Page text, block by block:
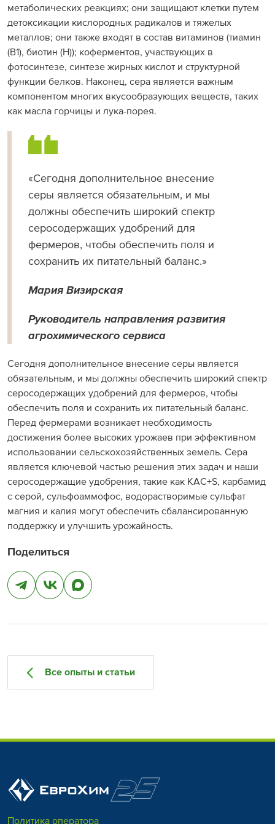
метаболических реакциях; они защищают клетки путем
детоксикации кислородных радикалов и тяжелых
металлов; они также входят в состав витаминов (тиамин
(В1), биотин (Н)); коферментов, участвующих в
фотосинтезе, синтезе жирных кислот и структурной
функции белков. Наконец, сера является важным
компонентом многих вкусообразующих веществ, таких
как масла горчицы и лука-порея.
Сегодня дополнительное внесение
серы является обязательным, и мы
должны обеспечить широкий спектр
серосодержащих удобрений для
фермеров, чтобы обеспечить поля и
сохранить их питательный баланс.
Мария Визирская
Руководитель направления развития
агрохимического сервиса
Сегодня дополнительное внесение серы является
обязательным, и мы должны обеспечить широкий спектр
серосодержащих удобрений для фермеров, чтобы
обеспечить поля и сохранить их питательный баланс.
Перед фермерами возникает необходимость
достижения более высоких урожаев при эффективном
использовании сельскохозяйственных земель. Сера
является ключевой частью решения этих задач и наши
серосодержащие удобрения, такие как КАС+S, карбамид
с серой, сульфоаммофос, водорастворимые сульфат
магния и калия могут обеспечить сбалансированную
поддержку и улучшить урожайность.
Поделиться
Все опыты и статьи
Политика оператора